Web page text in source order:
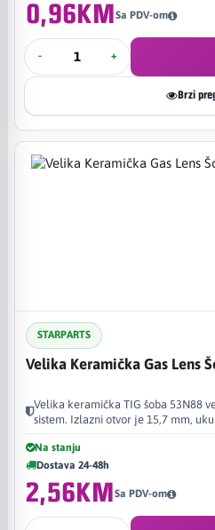
0,96KMSa PDV-om
- +
Brzi
STARPARTS
Velika Keramička Gas Lens
Velika keramička TIG šoba 53N88
sistem. Izlazni otvor je 15,7 mm,
Na stanju
Dostava 24-48h
2,56KMSa PDV-om